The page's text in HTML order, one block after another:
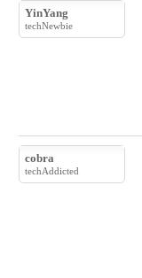
YinYang
techNewbie
cobra
techAddicted